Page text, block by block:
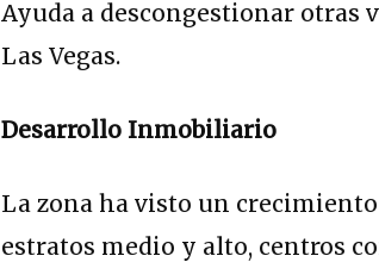
Ayuda a descongestionar otras
Las Vegas.
Desarrollo Inmobiliario
La zona ha visto un
estratos medio y alto, centros